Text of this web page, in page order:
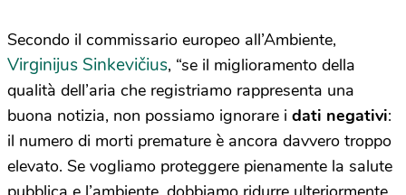
Secondo il commissario europeo all’Ambiente,
Virginijus Sinkevičius, “se il miglioramento della
qualità dell’aria che registriamo rappresenta una
buona notizia, non possiamo ignorare i dati negativi:
il numero di morti premature è ancora davvero troppo
elevato. Se vogliamo proteggere pienamente la salute